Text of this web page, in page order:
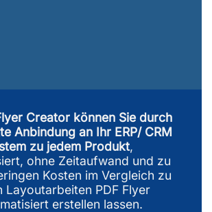
Creator können Sie durch
Anbindung an Ihr ERP/ CRM
zu jedem Produkt,
ohne Zeitaufwand und zu
Kosten im Vergleich zu
Layoutarbeiten PDF Flyer
erstellen lassen.